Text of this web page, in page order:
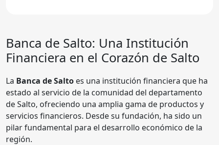
Banca de Salto: Una Institución
Financiera en el Corazón de Salto
La Banca de Salto es una institución financiera que ha
estado al servicio de la comunidad del departamento
de Salto, ofreciendo una amplia gama de productos y
servicios financieros. Desde su fundación, ha sido un
pilar fundamental para el desarrollo económico de la
región.